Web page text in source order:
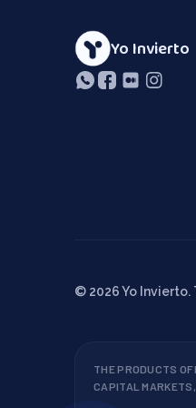
Yo Invierto
© 2026Yo Invierto.
THE PRODUCTS
CAPITAL